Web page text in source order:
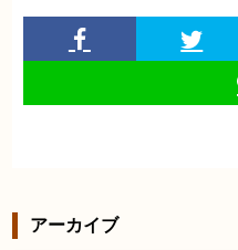
アーカイブ